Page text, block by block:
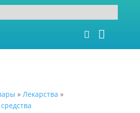
» Лекарства »